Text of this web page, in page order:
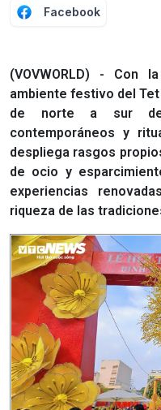
Facebook
(VOVWORLD) - Con
ambiente festivo del
de norte a sur de
contemporáneos y
despliega rasgos
de ocio y
experiencias
riqueza de las